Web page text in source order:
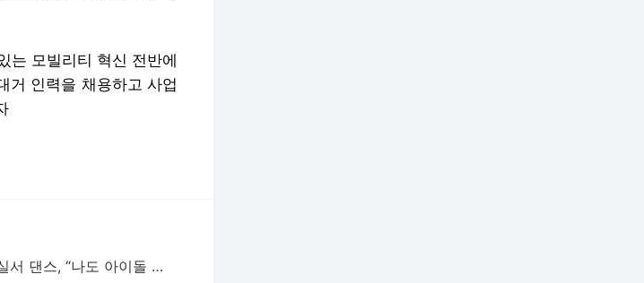
는 모빌리티 혁신 전반에
거 인력을 채용하고 사업
JYP엔터 춤 연습실서 댄스, “나도 아이돌 되어볼까”…中 4만~10만원 척척내는 ‘이 곳’